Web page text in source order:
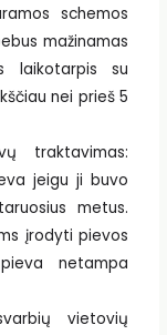
schemos
mažinamas
laikotarpis su
nei prieš 5
traktavimas:
jeigu ji buvo
metus.
įrodyti pievos
netampa
vietovių